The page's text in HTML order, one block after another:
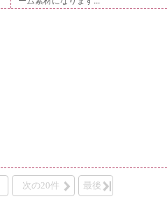
次の20件 最後